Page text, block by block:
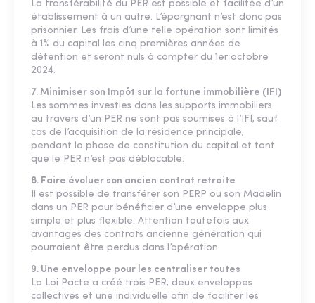
La transférabilité du PER est possible et facilitée d’un
établissement à un autre. L’épargnant n’est donc pas
prisonnier. Les frais d’une telle opération sont limités
à 1% du capital les cinq premières années de
détention et seront nuls à compter du 1er octobre
2024.
7. Minimiser son Impôt sur la fortune immobilière (IFI)
Les sommes investies dans les supports immobiliers
au travers d’un PER ne sont pas soumises à l’IFI, sauf
cas de l’acquisition de la résidence principale,
pendant la phase de constitution du capital et tant
que le PER n’est pas déblocable.
8. Faire évoluer son ancien contrat retraite
Il est possible de transférer son PERP ou son Madelin
dans un PER pour bénéficier d’une enveloppe plus
simple et plus flexible. Attention toutefois aux
avantages des contrats ancienne génération qui
pourraient être perdus dans l’opération.
9. Une enveloppe pour les centraliser toutes
La Loi Pacte a créé trois PER, deux enveloppes
collectives et une individuelle afin de faciliter les